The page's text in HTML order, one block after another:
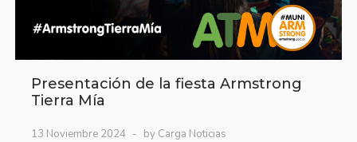
Presentación de la fiesta Armstrong
Tierra Mía
13 Noviembre 2024 by Carga Noticias